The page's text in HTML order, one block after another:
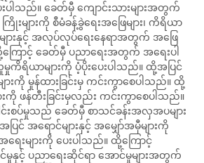
ပါသည်။ ခေတ်မှီ ကျောင်းသားများအတွက်
ြိုးများကို စီမံခန့်ခွဲရေးအဖြေများ၊ ကိရိယာ
များနှင့် အလုပ်လုပ်ရေးနေရာအတွက် အဖြေ
ကြောင့် ခေတ်မှီ ပညာရေးအတွက် အရေးပါ
ရိယာများကို ပံ့ပိုးပေးပါသည်။ ထို့အပြင်
ားကို မှုန်ထားခြင်းမှ ကင်းကွာစေပါသည်။ ထို့
းကို ဖန်တီးခြင်းမှလည်း ကင်းကွာစေပါသည်။
းစပ်မှုသည် ခေတ်မှီ စာသင်ခန်းအလှအပများ
အရောင်များနှင့် အမျှော်အမှီများကို
ေးများကို ပေးပါသည်။ ထို့ကြောင့်
ဝင်မှုနှင့် ပညာရေးဆိုင်ရာ အောင်မှုများအတွက်